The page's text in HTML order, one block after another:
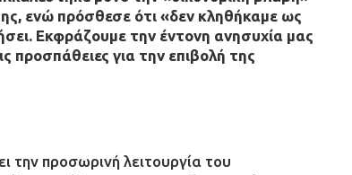
ενώ πρόσθεσε ότι «δεν κληθήκαμε ως
Εκφράζουμε την έντονη ανησυχία μας
προσπάθειες για την επιβολή της
την προσωρινή λειτουργία του